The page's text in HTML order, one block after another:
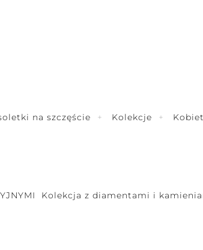
na szczęście Kolekcje
Kolekcja z diamentami i